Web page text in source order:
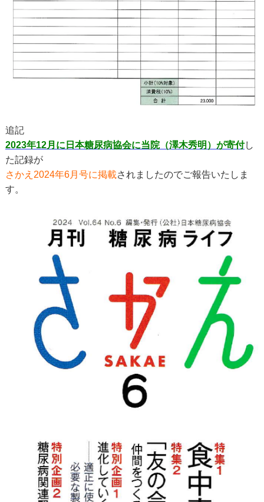
追記
2023年12月に日本糖尿病協会に当院（澤木秀明）が寄付し
た記録が
さかえ2024年6月号に掲載されましたのでご報告いたしま
す。